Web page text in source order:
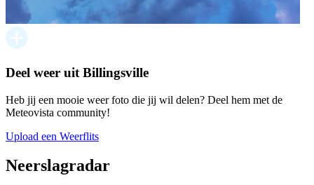
Deel weer uit Billingsville
Heb jij een mooie weer foto die jij wil delen? Deel hem met de
Meteovista community!
Upload een Weerflits
Neerslagradar